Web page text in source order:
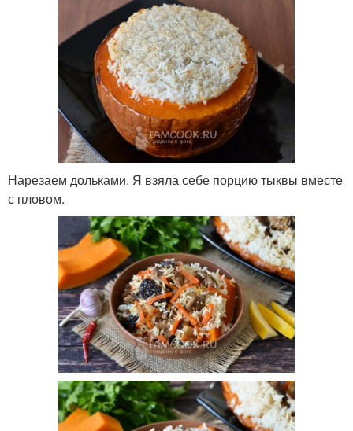
Нарезаем дольками. Я взяла себе порцию тыквы вместе
с пловом.